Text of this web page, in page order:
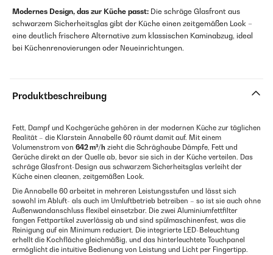
Modernes Design, das zur Küche passt: Die schräge Glasfront aus
schwarzem Sicherheitsglas gibt der Küche einen zeitgemäßen Look –
eine deutlich frischere Alternative zum klassischen Kaminabzug, ideal
bei Küchenrenovierungen oder Neueinrichtungen.
Produktbeschreibung
Fett, Dampf und Kochgerüche gehören in der modernen Küche zur täglichen
Realität – die Klarstein Annabelle 60 räumt damit auf. Mit einem
Volumenstrom von 642 m³/h zieht die Schräghaube Dämpfe, Fett und
Gerüche direkt an der Quelle ab, bevor sie sich in der Küche verteilen. Das
schräge Glasfront-Design aus schwarzem Sicherheitsglas verleiht der
Küche einen cleanen, zeitgemäßen Look.
Die Annabelle 60 arbeitet in mehreren Leistungsstufen und lässt sich
sowohl im Abluft- als auch im Umluftbetrieb betreiben – so ist sie auch ohne
Außenwandanschluss flexibel einsetzbar. Die zwei Aluminiumfettfilter
fangen Fettpartikel zuverlässig ab und sind spülmaschinenfest, was die
Reinigung auf ein Minimum reduziert. Die integrierte LED-Beleuchtung
erhellt die Kochfläche gleichmäßig, und das hinterleuchtete Touchpanel
ermöglicht die intuitive Bedienung von Leistung und Licht per Fingertipp.